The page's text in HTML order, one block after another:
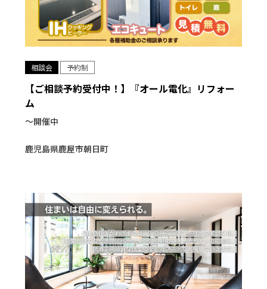
相談会 予約制
【ご相談予約受付中！】『オール電化』リフォー
ム
〜開催中
鹿児島県鹿屋市朝日町